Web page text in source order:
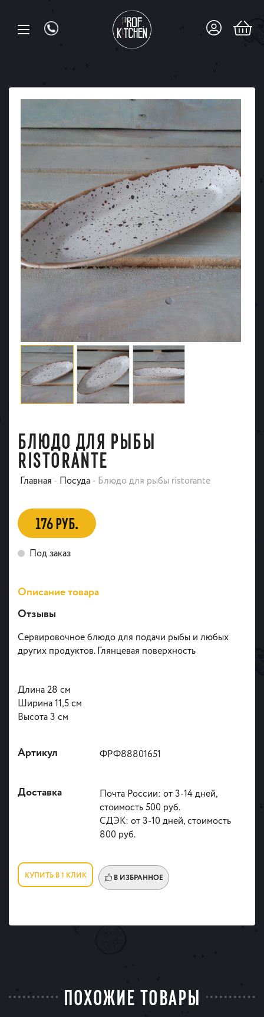
БЛЮДО ДЛЯ РЫБЫ
RISTORANTE
Главная - Посуда- Блюдо для рыбы ristorante
176 РУБ.
Под заказ
Описание товара
Отзывы
Сервировочное блюдо для подачи рыбы и любых
других продуктов. Глянцевая поверхность
Длина 28 см
Ширина 11,5 см
Высота 3 см
Артикул ФРФ88801651
Доставка
Почта России: от 3-14 дней,
стоимость 500 руб.
СДЭК: от 3-10 дней, стоимость
800 руб.
КУПИТЬ В 1 КЛИК В ИЗБРАННОЕ
ПОХОЖИЕ ТОВАРЫ